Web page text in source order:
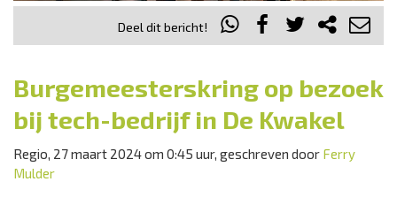
Deel dit bericht!
Burgemeesterskring op bezoek
bij tech-bedrijf in De Kwakel
Regio, 27 maart 2024 om 0:45 uur, geschreven door Ferry
Mulder